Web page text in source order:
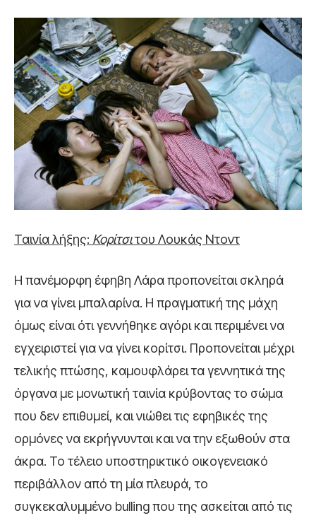
Ταινία λήξης: Κορίτσιτου Λουκάς Ντοντ
Η πανέμορφη έφηβη Λάρα προπονείται σκληρά
για να γίνει μπαλαρίνα. Η πραγματική της μάχη
όμως είναι ότι γεννήθηκε αγόρι και περιμένει να
εγχειριστεί για να γίνει κορίτσι. Προπονείται μέχρι
τελικής πτώσης, καμουφλάρει τα γεννητικά της
όργανα με μονωτική ταινία κρύβοντας το σώμα
που δεν επιθυμεί, και νιώθει τις εφηβικές της
ορμόνες να εκρήγνυνται και να την εξωθούν στα
άκρα. Το τέλειο υποστηρικτικό οικογενειακό
περιβάλλον από τη μία πλευρά, το
συγκεκαλυμμένο bulling που της ασκείται από τις